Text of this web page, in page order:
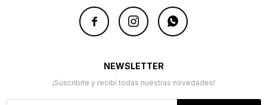
  
NEWSLETTER
¡Suscribite y recibí todas nuestras novedades!